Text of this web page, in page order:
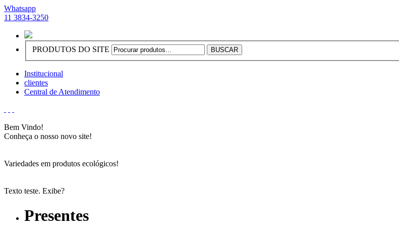
Whatsapp
11 3834-3250
PRODUTOS DO SITE
Institucional
clientes
Central de Atendimento
Bem Vindo!
Conheça o nosso novo site!
Variedades em produtos ecológicos!
Texto teste. Exibe?
Presentes